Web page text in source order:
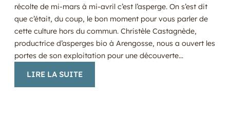
récolte de mi-mars à mi-avril c’est l’asperge. On s’est dit
que c’était, du coup, le bon moment pour vous parler de
cette culture hors du commun. Christèle Castagnède,
productrice d’asperges bio à Arengosse, nous a ouvert les
portes de son exploitation pour une découverte…
LIRE LA SUITE:
L’ÉTÉ